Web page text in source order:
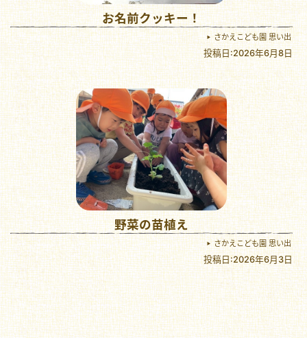
お名前クッキー！
さかえこども園 思い出
投稿日:2026年6月8日
野菜の苗植え
さかえこども園 思い出
投稿日:2026年6月3日